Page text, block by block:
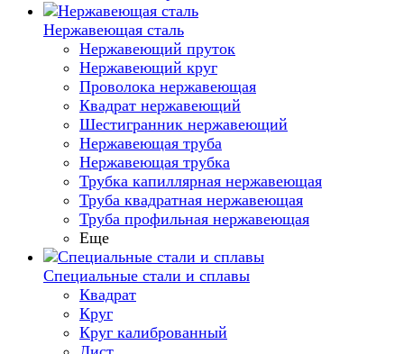
Нержавеющая сталь
Нержавеющий пруток
Нержавеющий круг
Проволока нержавеющая
Квадрат нержавеющий
Шестигранник нержавеющий
Нержавеющая труба
Нержавеющая трубка
Трубка капиллярная нержавеющая
Труба квадратная нержавеющая
Труба профильная нержавеющая
Еще
Специальные стали и сплавы
Квадрат
Круг
Круг калиброванный